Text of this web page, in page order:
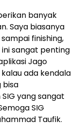
banyak
Saya biasanya
finishing,
sangat penting
Jago
ada kendala
bisa
yang sangat
SIG
Taufik.